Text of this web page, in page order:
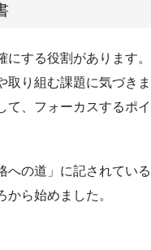
にする役割があります
取り組む課題に気づき
て、フォーカスするポ
への道」に記されてい
ら始めました。